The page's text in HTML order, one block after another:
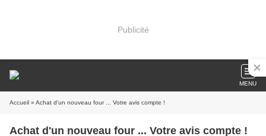
Publicité
MENU
Accueil » Achat d'un nouveau four ... Votre avis compte !
Achat d'un nouveau four ... Votre avis compte !